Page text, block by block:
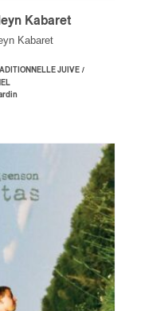
Kabaret
Kabaret
JUIVE /